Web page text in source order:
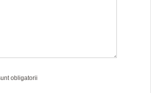
obligatorii